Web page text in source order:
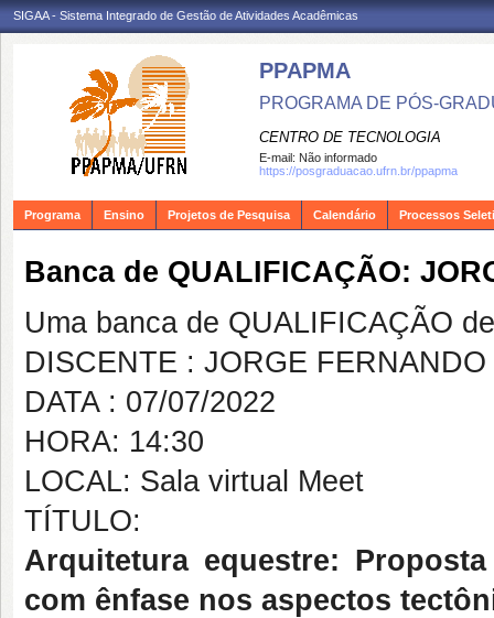
SIGAA - Sistema Integrado de Gestão de Atividades Acadêmicas
PPAPMA
PROGRAMA DE PÓS-
CENTRO DE TECNOLOGIA
E-mail: Não informado
https://posgraduacao.ufrn.br/ppapma
Programa Ensino Projetos de Pesquisa Calendário Processos
Banca de QUALIFICAÇÃO:
Uma banca de QUALIFICAÇÃO
DISCENTE : JORGE FERNANDO
DATA : 07/07/2022
HORA: 14:30
LOCAL: Sala virtual Meet
TÍTULO:
Arquitetura equestre:
com ênfase nos aspectos